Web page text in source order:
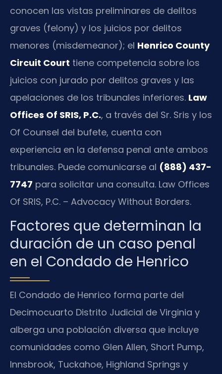
conocen las vistas preliminares de delitos
graves (felony) y los juicios por delitos
menores (misdemeanor); el Henrico County
Circuit Court tiene competencia sobre los
juicios con jurado por delitos graves y las
apelaciones de los tribunales inferiores. Law
Offices Of SRIS, P.C., a través del Sr. Sris y los
Of Counsel del bufete, cuenta con
experiencia en la defensa penal ante ambos
tribunales. Puede comunicarse al (888) 437-
7747 para solicitar una consulta. Law Offices
Of SRIS, P.C. – Advocacy Without Borders.
Factores que determinan la
duración de un caso penal
en el Condado de Henrico
El Condado de Henrico forma parte del
Decimocuarto Distrito Judicial de Virginia y
alberga una población diversa que incluye
comunidades como Glen Allen, Short Pump,
Innsbrook, Tuckahoe, Highland Springs y